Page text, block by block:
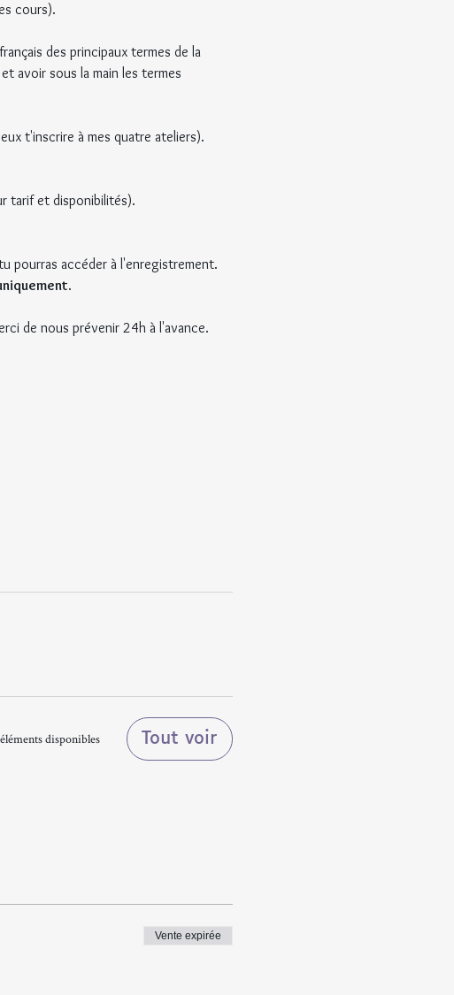
cours).
des principaux termes de la
avoir sous la main les termes
t'inscrire à mes quatre ateliers).
tarif et disponibilités).
pourras accéder à l'enregistrement.
.
de nous prévenir 24h à l'avance.
disponibles Tout voir
Vente expirée